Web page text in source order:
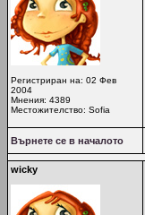
Регистриран на: 02 Фев
2004
Мнения: 4389
Местожителство: Sofia
Върнете се в началото
wicky